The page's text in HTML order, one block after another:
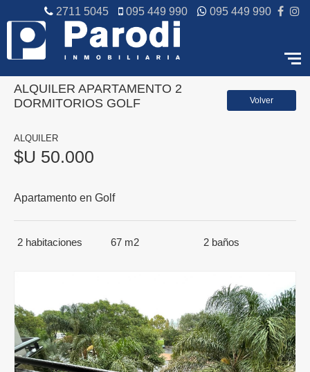
2711 5045 095 449 990 095 449 990
Volver
ALQUILER APARTAMENTO 2
DORMITORIOS GOLF
ALQUILER
$U 50.000
Apartamento en Golf
2 habitaciones 67 m2 2 baños